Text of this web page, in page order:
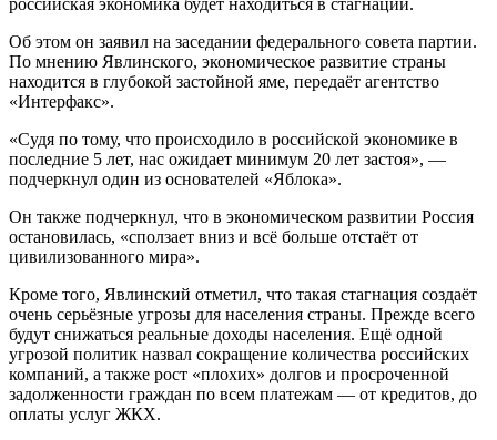
Об этом он заявил на заседании федерального совета партии.
По мнению Явлинского, экономическое развитие страны
находится в глубокой застойной яме, передаёт агентство
«Интерфакс».
«Судя по тому, что происходило в российской экономике в
последние 5 лет, нас ожидает минимум 20 лет застоя», —
подчеркнул один из основателей «Яблока».
Он также подчеркнул, что в экономическом развитии Россия
остановилась, «сползает вниз и всё больше отстаёт от
цивилизованного мира».
Кроме того, Явлинский отметил, что такая стагнация создаёт
очень серьёзные угрозы для населения страны. Прежде всего
будут снижаться реальные доходы населения. Ещё одной
угрозой политик назвал сокращение количества российских
компаний, а также рост «плохих» долгов и просроченной
задолженности граждан по всем платежам — от кредитов, до
оплаты услуг ЖКХ.